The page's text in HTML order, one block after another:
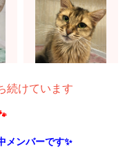
続けています
メンバーです✨